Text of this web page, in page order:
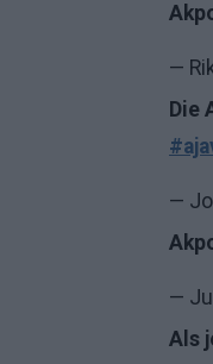
—
Die
—
—
Als